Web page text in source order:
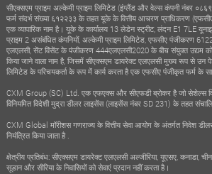
सीएक्सएम प्राइम अल्केमी प्राइम लिमिटेड (इंग्लैंड और वेल्स कंपनी नंबर
फर्म संदर्भ संख्या ६१२२३३ के तहत यूके के वित्तीय आचरण प्राधिकरण
एक व्यापारिक नाम है। यूके के कार्यालय 13 लेडेन स्ट्रीट, लंदन E1 7LE
प्राइम 2 असंबंधित कंपनियों, अल्केमी प्राइम लिमिटेड, एफसीए पंजीकरण
एलएलसी, सेंट विंसेंट के पंजीकरण 444एलएलसी2020 के बीच संयुक्त उद्यम को
किया जाने वाला नाम है, जिसमें सीएक्सएम डायरेक्ट एलएलसी मुख्य रूप से उन
लिमिटेड के परिचयकर्ता के रूप में कार्य करता है एक एफसीए पंजीकृत फर्म के
CXM Group (SC) Ltd. एक एफएक्स और सीएफडी ब्रोकर है जो सेशेल्स
विनियमित विदेशी मुद्रा डीलर लाइसेंस (लाइसेंस नंबर SD 231) के तहत
CXM Global मॉरीशस गणराज्य के वित्तीय सेवा आयोग के अंतर्गत निवेश
नियंत्रित किया जाता है .
क्षेत्रीय प्रतिबंध: सीएक्सएम डायरेक्ट एलएलसी अल्जीरिया, यूएसए, कनाडा, चीन,
सूडान और सीरिया के निवासियों को सेवाएं प्रदान नहीं करता है।